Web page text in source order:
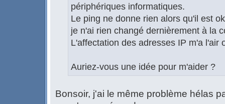
périphériques informatiques.
Le ping ne donne rien alors qu'il est
je n'ai rien changé dernièrement à la
L'affectation des adresses IP m'a l'air
Auriez-vous une idée pour m'aider ?
Bonsoir, j'ai le même problème hélas